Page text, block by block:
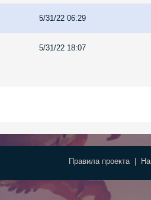
5/31/22 06:29
5/31/22 18:07
Правила проекта|